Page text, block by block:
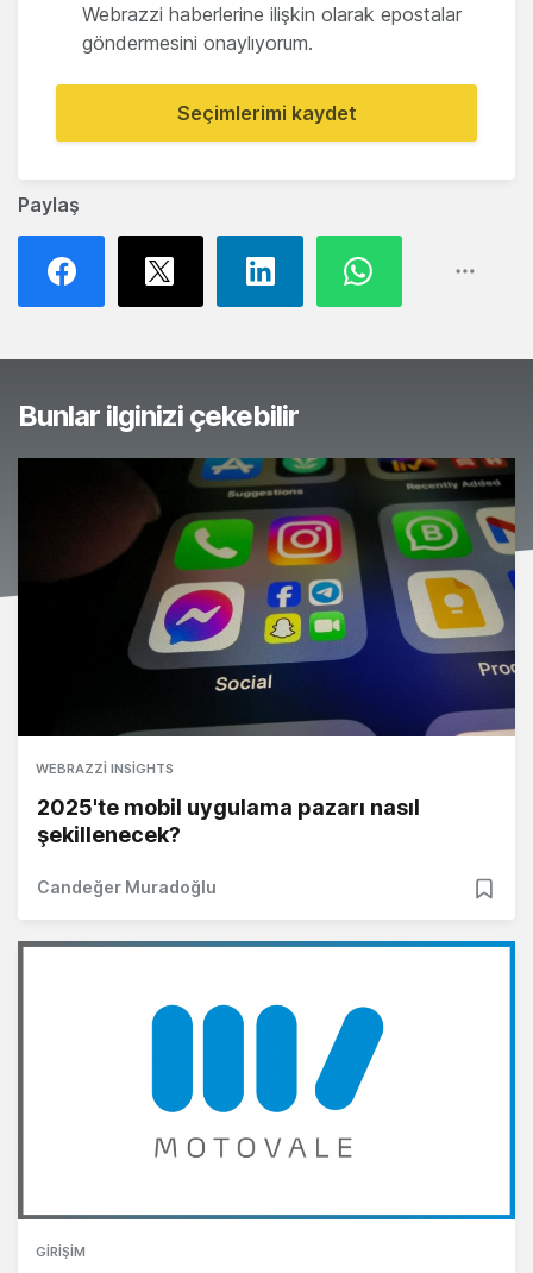
Paylaş
Webrazzi haberlerine ilişkin olarak epostalar
göndermesini onaylıyorum.
Seçimlerimi kaydet
Bunlar ilginizi çekebilir
WEBRAZZI INSIGHTS
2025'te mobil uygulama pazarı nasıl
şekillenecek?
Candeğer Muradoğlu
GIRIŞIM